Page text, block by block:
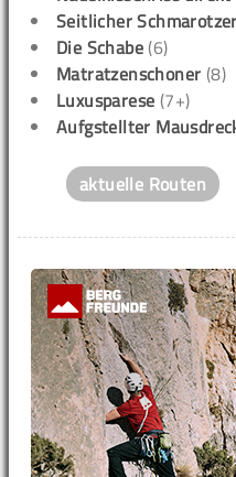
Seitlicher Schmarotzer
Die Schabe (6)
Matratzenschoner (8)
Luxusparese (7+)
Aufgstellter
aktuelle Routen